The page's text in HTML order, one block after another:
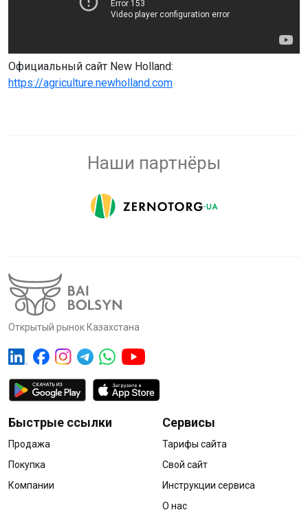
Официальный сайт New Holland:
https://agriculture.newholland.com
Наши партнёры
Открытый рынок Казахстана
Быстрые ссылки
Продажа
Покупка
Компании
Сервисы
Тарифы сайта
Свой сайт
Инструкции сервиса
О нас